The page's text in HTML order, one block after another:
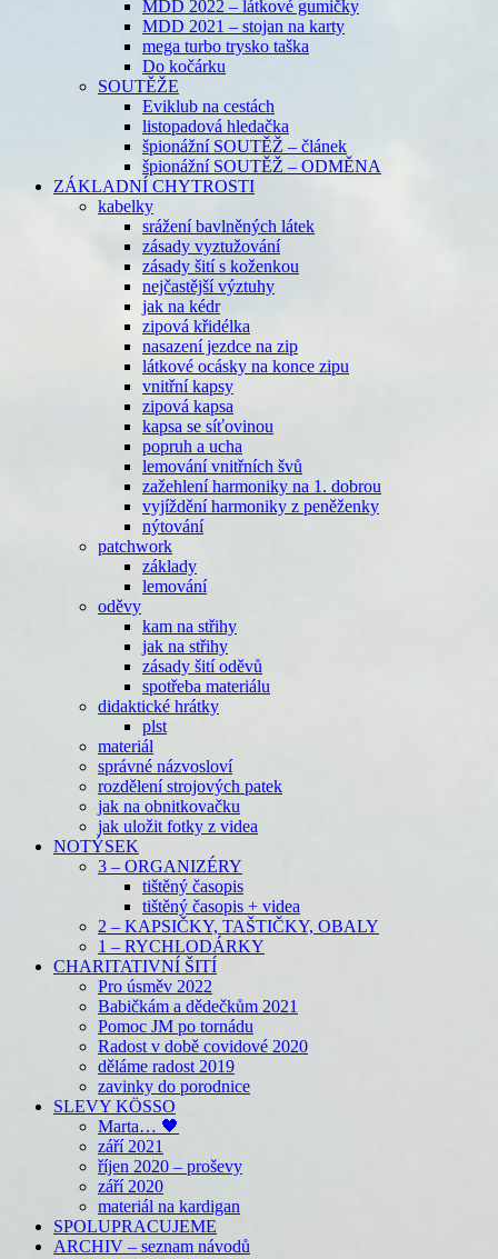
MDD 2022 – látkové gumičky
MDD 2021 – stojan na karty
mega turbo trysko taška
Do kočárku
SOUTĚŽE
Eviklub na cestách
listopadová hledačka
špionážní SOUTĚŽ – článek
špionážní SOUTĚŽ – ODMĚNA
ZÁKLADNÍ CHYTROSTI
kabelky
srážení bavlněných látek
zásady vyztužování
zásady šití s koženkou
nejčastější výztuhy
jak na kédr
zipová křidélka
nasazení jezdce na zip
látkové ocásky na konce zipu
vnitřní kapsy
zipová kapsa
kapsa se síťovinou
popruh a ucha
lemování vnitřních švů
zažehlení harmoniky na 1. dobrou
vyjíždění harmoniky z peněženky
nýtování
patchwork
základy
lemování
oděvy
kam na střihy
jak na střihy
zásady šití oděvů
spotřeba materiálu
didaktické hrátky
plst
materiál
správné názvosloví
rozdělení strojových patek
jak na obnitkovačku
jak uložit fotky z videa
NOTÝSEK
3 – ORGANIZÉRY
tištěný časopis
tištěný časopis + videa
2 – KAPSIČKY, TAŠTIČKY, OBALY
1 – RYCHLODÁRKY
CHARITATIVNÍ ŠITÍ
Pro úsměv 2022
Babičkám a dědečkům 2021
Pomoc JM po tornádu
Radost v době covidové 2020
děláme radost 2019
zavinky do porodnice
SLEVY KÖSSO
Marta… 🖤
září 2021
říjen 2020 – proševy
září 2020
materiál na kardigan
SPOLUPRACUJEME
ARCHIV – seznam návodů